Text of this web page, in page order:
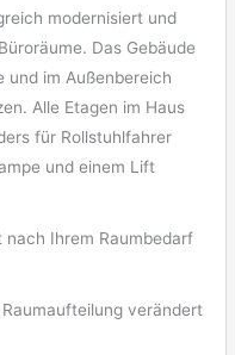
modernisiert und
Das Gebäude
und im Außenbereich
Alle Etagen im Haus
für Rollstuhlfahrer
und einem Lift
nach Ihrem Raumbedarf
verändert